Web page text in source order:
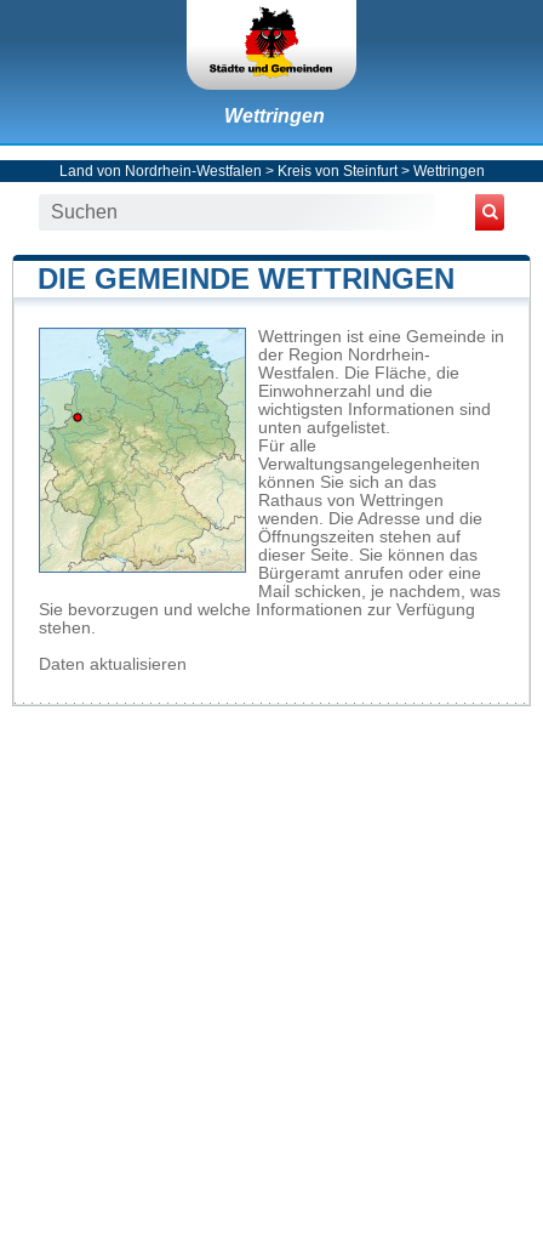
Wettringen
Land von Nordrhein-Westfalen > Kreis von Steinfurt> Wettringen
DIE GEMEINDE WETTRINGEN
Wettringen ist eine Gemeinde in
der Region Nordrhein-
Westfalen. Die Fläche, die
Einwohnerzahl und die
wichtigsten Informationen sind
unten aufgelistet.
Für alle
Verwaltungsangelegenheiten
können Sie sich an das
Rathaus von Wettringen
wenden. Die Adresse und die
Öffnungszeiten stehen auf
dieser Seite. Sie können das
Bürgeramt anrufen oder eine
Mail schicken, je nachdem, was
Sie bevorzugen und welche Informationen zur Verfügung
stehen.
Daten aktualisieren